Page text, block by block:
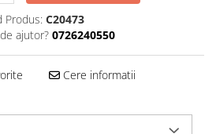
Produs: C20473
ajutor? 0726240550
Cere informatii